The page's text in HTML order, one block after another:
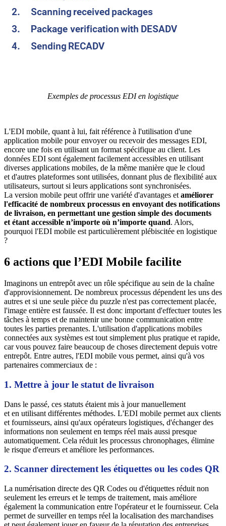
Exemples de processus EDI en logistique
L'EDI mobile, quant à lui, fait référence à l'utilisation d'une
application mobile pour envoyer ou recevoir des messages EDI,
encore une fois en utilisant un format spécifique au client. Les
données EDI sont également facilement accessibles en utilisant
diverses applications mobiles, de la même manière que le cloud
et d'autres plateformes sont utilisées, donnant plus de flexibilité aux
utilisateurs, surtout si leurs applications sont synchronisées.
La version mobile peut offrir une variété d'avantages et améliorer
l'efficacité de nombreux processus en envoyant des notifications
de livraison, en permettant une gestion simple des documents
et étant accessible n’importe où n’importe quand. Alors,
pourquoi l'EDI mobile est particulièrement plébiscitée en logistique
?
6 actions que l’EDI Mobile facilite
Imaginons un entrepôt avec un rôle spécifique au sein de la chaîne
d'approvisionnement. De nombreux processus dépendent les uns des
autres et si une seule pièce du puzzle n'est pas correctement placée,
l'image entière est faussée. Il est donc important d'effectuer toutes les
tâches à temps et de maintenir une bonne communication entre
toutes les parties prenantes. L'utilisation d'applications mobiles
connectées aux systèmes est tout simplement plus pratique et rapide,
car vous pouvez faire beaucoup de choses directement depuis votre
entrepôt. Entre autres, l'EDI mobile vous permet, ainsi qu'à vos
partenaires commerciaux de :
1. Mettre à jour le statut de livraison
Dans le passé, ces statuts étaient mis à jour manuellement
et en utilisant différentes méthodes. L'EDI mobile permet aux clients
et fournisseurs, ainsi qu'aux opérateurs logistiques, d'échanger des
informations non seulement en temps réel mais aussi presque
automatiquement. Cela réduit les processus chronophages, élimine
le risque d'erreurs et améliore les performances.
2. Scanner directement les étiquettes ou les codes QR
La numérisation directe des QR Codes ou d'étiquettes réduit non
seulement les erreurs et le temps de traitement, mais améliore
également la communication entre l'opérateur et le fournisseur. Cela
permet de surveiller en temps réel la localisation des marchandises